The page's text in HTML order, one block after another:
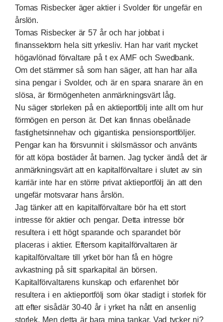
Tomas Risbecker äger aktier i Svolder för ungefär en
årslön.
Tomas Risbecker är 57 år och har jobbat i
finanssektorn hela sitt yrkesliv. Han har varit mycket
högavlönad förvaltare på t ex AMF och Swedbank.
Om det stämmer så som han säger, att han har alla
sina pengar i Svolder, och är en spara snarare än en
slösa, är förmögenheten anmärkningsvärt låg.
Nu säger storleken på en aktieportfölj inte allt om hur
förmögen en person är. Det kan finnas obelånade
fastighetsinnehav och gigantiska pensionsportföljer.
Pengar kan ha försvunnit i skilsmässor och använts
för att köpa bostäder åt barnen. Jag tycker ändå det är
anmärkningsvärt att en kapitalförvaltare i slutet av sin
karriär inte har en större privat aktieportfölj än att den
ungefär motsvarar hans årslön.
Jag tänker att en kapitalförvaltare bör ha ett stort
intresse för aktier och pengar. Detta intresse bör
resultera i ett högt sparande och sparandet bör
placeras i aktier. Eftersom kapitalförvaltaren är
kapitalförvaltare till yrket bör han få en högre
avkastning på sitt sparkapital än börsen.
Kapitalförvaltarens kunskap och erfarenhet bör
resultera i en aktieportfölj som ökar stadigt i storlek för
att efter sisådär 30-40 år i yrket ha nått en ansenlig
storlek, Men detta är bara mina tankar. Vad tycker ni?